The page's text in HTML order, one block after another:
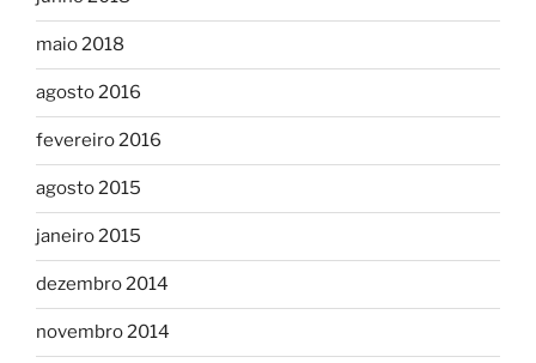
maio 2018
agosto 2016
fevereiro 2016
agosto 2015
janeiro 2015
dezembro 2014
novembro 2014